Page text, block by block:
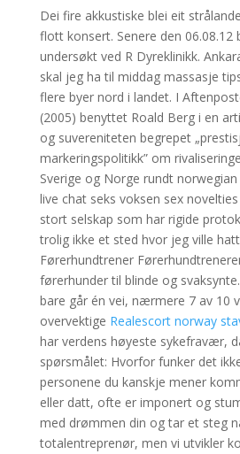
Dei fire akkustiske blei eit
flott konsert. Senere den 06.08.12
undersøkt ved R Dyreklinikk.
skal jeg ha til middag massasje
flere byer nord i landet. I
(2005) benyttet Roald Berg i en
og suvereniteten begrepet
markeringspolitikk” om
Sverige og Norge rundt
live chat seks voksen sex
stort selskap som har rigide
trolig ikke et sted hvor jeg ville
Førerhund­trener
førerhunder til blinde og
bare går én vei, nærmere 7 av 10
overvektige Realescort norway
har verdens høyeste sykefravær,
spørsmålet: Hvorfor funker det
personene du kanskje mener
eller datt, ofte er imponert og
med drømmen din og tar et steg
totalentreprenør, men vi utvikler